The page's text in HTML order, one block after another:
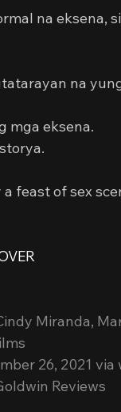
na eksena,
na
mga eksena.
feast of sex
Miranda,
26, 2021
Reviews